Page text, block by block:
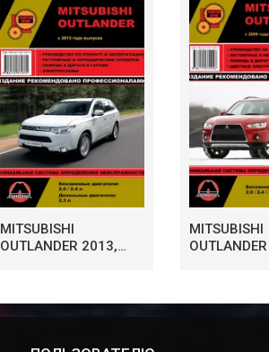
MITSUBISHI
OUTLANDER 2013,
MITSUBISHI